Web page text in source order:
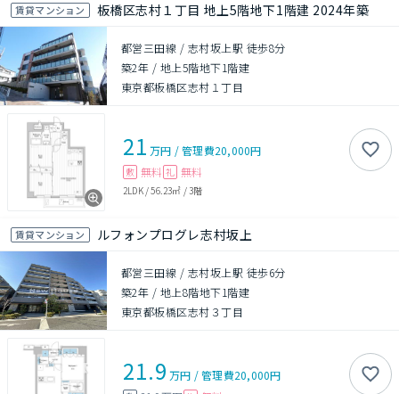
賃貸マンション 板橋区志村１丁目 地上5階地下1階建 2024年築
都営三田線 / 志村坂上駅 徒歩8分
築2年 / 地上5階地下1階建
東京都板橋区志村１丁目
21 万円 /管理費20,000円
敷 無料 礼 無料
2LDK/56.23㎡ /3階
賃貸マンション ルフォンプログレ志村坂上
都営三田線 / 志村坂上駅 徒歩6分
築2年 / 地上8階地下1階建
東京都板橋区志村３丁目
21.9 万円 /管理費20,000円